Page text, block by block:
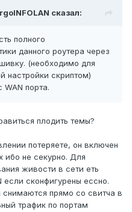
сказал:
полного
данного роутера через
(необходимо для
настройки скриптом)
порта.
плодить темы?
потеряете, он включен
не секурно. Для
живости в сети еть
сконфигурены ессно.
снимаются прямо со свитча в
трафик по портам